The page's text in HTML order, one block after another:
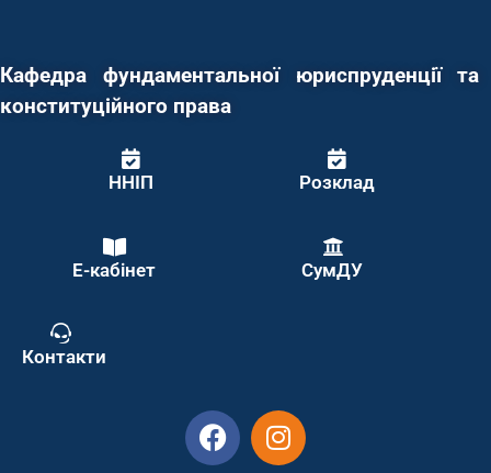
Кафедра фундаментальної юриспруденції та
конституційного права
ННІП Розклад
Е-кабінет СумДУ
Контакти